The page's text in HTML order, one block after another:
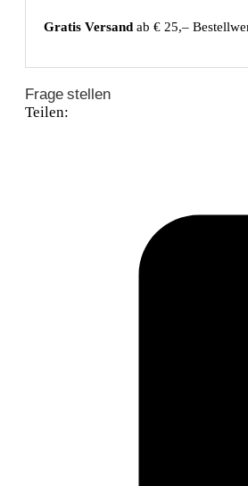
Gratis Versand ab € 25,–
Frage stellen
Teilen: